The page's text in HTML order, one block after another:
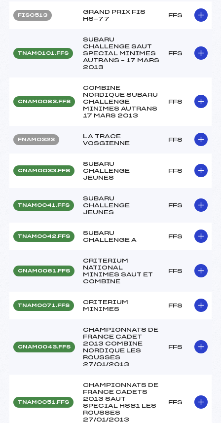
FIS0513
GRAND PRIX FIS
HS-77
FFS
TNAM0101.FFS
SUBARU
CHALLENGE SAUT
SPECIAL MINIMES
AUTRANS – 17 MARS
2013
FFS
CNAM0083.FFS
COMBINE
NORDIQUE SUBARU
CHALLENGE
MINIMES AUTRANS
17 MARS 2013
FFS
FNAM0323
LA TRACE
VOSGIENNE
FFS
CNAM0033.FFS
SUBARU
CHALLENGE
JEUNES
FFS
TNAM0041.FFS
SUBARU
CHALLENGE
JEUNES
FFS
TNAM0042.FFS
SUBARU
CHALLENGE A
FFS
CNAM0061.FFS
CRITERIUM
NATIONAL
MINIMES SAUT ET
COMBINE
FFS
TNAM0071.FFS
CRITERIUM
MINIMES
FFS
CNAM0043.FFS
CHAMPIONNATS DE
FRANCE CADET
2013 COMBINE
NORDIQUE LES
ROUSSES
27/01/2013
FFS
TNAM0051.FFS
CHAMPIONNATS DE
FRANCE CADETS
2013 SAUT
SPECIAL HS81 LES
ROUSSES
27/01/2013
FFS